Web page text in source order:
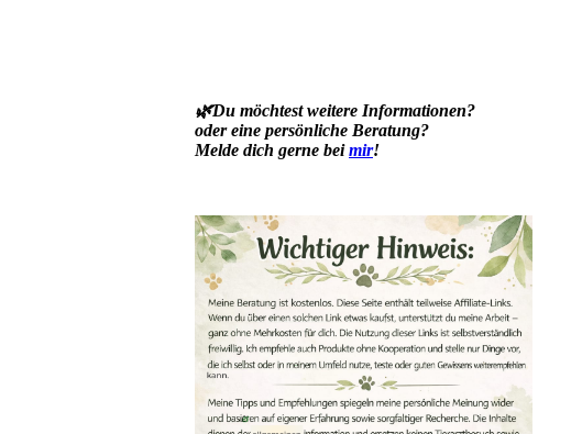
🌿Du möchtest weitere Informationen?
oder eine persönliche Beratung?
Melde dich gerne beimir!